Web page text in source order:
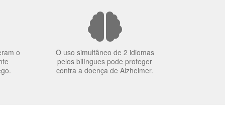
o
O uso simultâneo de 2 idiomas
pelos bilíngues pode proteger
contra a doença de Alzheimer.